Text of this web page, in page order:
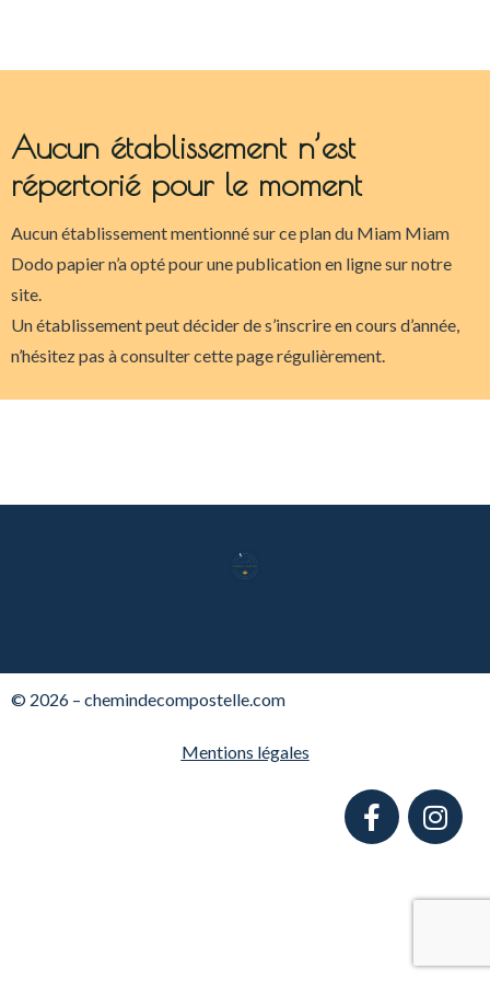
Aucun établissement n’est
répertorié pour le moment
Aucun établissement mentionné sur ce plan du Miam Miam
Dodo papier n’a opté pour une publication en ligne sur notre
site.
Un établissement peut décider de s’inscrire en cours d’année,
n’hésitez pas à consulter cette page régulièrement.
© 2026 – chemindecompostelle.com
Mentions légales